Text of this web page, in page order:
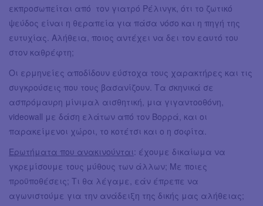
εκπροσωπείται από τον γιατρό Ρέλινγκ, ότι το ζωτικό
ψεύδος είναι η θεραπεία για πάσα νόσο και η πηγή της
ευτυχίας. Αλήθεια, ποιος αντέχει να δει τον εαυτό του
στον καθρέφτη;
Οι ερμηνείες αποδίδουν εύστοχα τους χαρακτήρες και τις
συγκρούσεις που τους βασανίζουν. Τα σκηνικά σε
ασπρόμαυρη μίνιμαλ αισθητική, μια γιγαντοοθόνη,
videowall με δάση ελάτων από τον Βορρά, και οι
παρακείμενοι χώροι, το κοτέτσι και ο η σοφίτα.
Ερωτήματα που ανακινούνται: έχουμε δικαίωμα να
γκρεμίσουμε τους μύθους των άλλων; Με ποιες
προϋποθέσεις; Τι θα λέγαμε, εάν έπρεπε να
αγωνιστούμε για την ανάδειξη της δικής μας αλήθειας;